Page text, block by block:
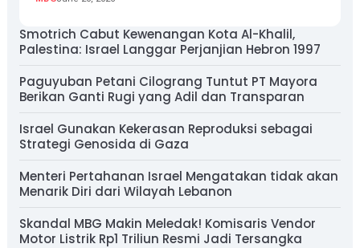
Smotrich Cabut Kewenangan Kota Al-Khalil,
Palestina: Israel Langgar Perjanjian Hebron 1997
Paguyuban Petani Cilograng Tuntut PT Mayora
Berikan Ganti Rugi yang Adil dan Transparan
Israel Gunakan Kekerasan Reproduksi sebagai
Strategi Genosida di Gaza
Menteri Pertahanan Israel Mengatakan tidak akan
Menarik Diri dari Wilayah Lebanon
Skandal MBG Makin Meledak! Komisaris Vendor
Motor Listrik Rp1 Triliun Resmi Jadi Tersangka